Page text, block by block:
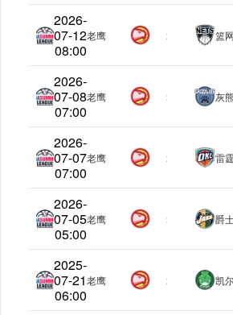
2026-
07-12
08:00
夏季联赛
老鹰 : 篮网
2026-
07-08
07:00
夏季联赛
老鹰 : 灰熊
2026-
07-07
07:00
夏季联赛
老鹰 : 雷
2026-
07-05
05:00
夏季联赛
老鹰 : 爵
2025-
07-21
06:00
夏季联赛
老鹰 : 凯